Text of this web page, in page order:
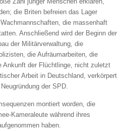
die Briten befreien das Lager
die massenhaft
Anschließend wird der Beginn der
der Militärverwaltung, die
die Aufräumarbeiten, die
Ankunft der Flüchtlinge, nicht zuletzt
Arbeit in Deutschland, verkörpert
der SPD.
montiert worden, die
Kameraleute während ihres
haben.